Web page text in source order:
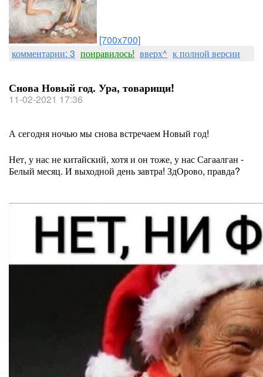
[700x700]
комментарии: 3 понравилось! вверх^ к полной версии
Снова Новый год. Ура, товарищи!
11-02-2021 17:36
А сегодня ночью мы снова встречаем Новый год!
Нет, у нас не китайский, хотя и он тоже, у нас Сагаалган -
Белый месяц. И выходной день завтра! ЗдОрово, правда?